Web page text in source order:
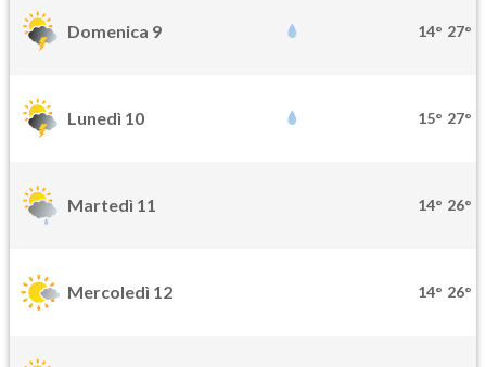
Domenica 9 14° 27°
Lunedì 10 15° 27°
Martedì 11 14° 26°
Mercoledì 12 14° 26°